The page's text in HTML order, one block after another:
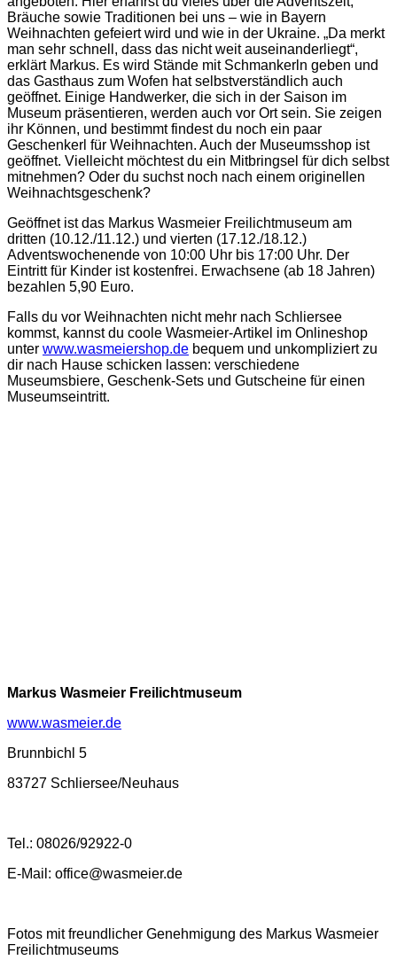
Bräuche sowie Traditionen bei uns – wie in Bayern
Weihnachten gefeiert wird und wie in der Ukraine. „Da merkt
man sehr schnell, dass das nicht weit auseinanderliegt“,
erklärt Markus. Es wird Stände mit Schmankerln geben und
das Gasthaus zum Wofen hat selbstverständlich auch
geöffnet. Einige Handwerker, die sich in der Saison im
Museum präsentieren, werden auch vor Ort sein. Sie zeigen
ihr Können, und bestimmt findest du noch ein paar
Geschenkerl für Weihnachten. Auch der Museumsshop ist
geöffnet. Vielleicht möchtest du ein Mitbringsel für dich selbst
mitnehmen? Oder du suchst noch nach einem originellen
Weihnachtsgeschenk?
Geöffnet ist das Markus Wasmeier Freilichtmuseum am
dritten (10.12./11.12.) und vierten (17.12./18.12.)
Adventswochenende von 10:00 Uhr bis 17:00 Uhr. Der
Eintritt für Kinder ist kostenfrei. Erwachsene (ab 18 Jahren)
bezahlen 5,90 Euro.
Falls du vor Weihnachten nicht mehr nach Schliersee
kommst, kannst du coole Wasmeier-Artikel im Onlineshop
unter www.wasmeiershop.de bequem und unkompliziert zu
dir nach Hause schicken lassen: verschiedene
Museumsbiere, Geschenk-Sets und Gutscheine für einen
Museumseintritt.
Markus Wasmeier Freilichtmuseum
www.wasmeier.de
Brunnbichl 5
83727 Schliersee/Neuhaus
Tel.: 08026/92922-0
E-Mail: office@wasmeier.de
Fotos mit freundlicher Genehmigung des Markus Wasmeier
Freilichtmuseums